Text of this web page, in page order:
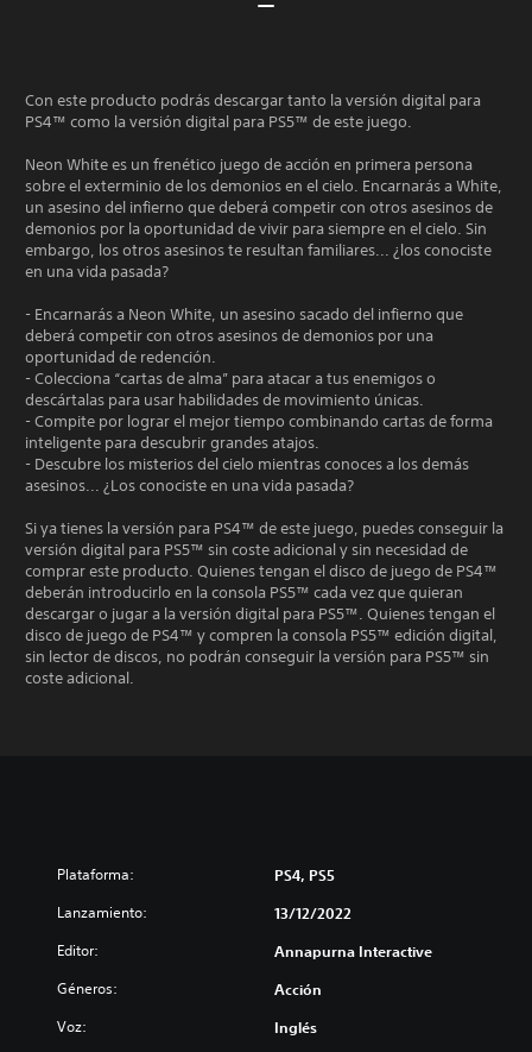
Con este producto podrás descargar tanto la versión digital para
PS4™ como la versión digital para PS5™ de este juego.
Neon White es un frenético juego de acción en primera persona
sobre el exterminio de los demonios en el cielo. Encarnarás a White,
un asesino del infierno que deberá competir con otros asesinos de
demonios por la oportunidad de vivir para siempre en el cielo. Sin
embargo, los otros asesinos te resultan familiares... ¿los conociste
en una vida pasada?
- Encarnarás a Neon White, un asesino sacado del infierno que
deberá competir con otros asesinos de demonios por una
oportunidad de redención.
- Colecciona “cartas de alma” para atacar a tus enemigos o
descártalas para usar habilidades de movimiento únicas.
- Compite por lograr el mejor tiempo combinando cartas de forma
inteligente para descubrir grandes atajos.
- Descubre los misterios del cielo mientras conoces a los demás
asesinos... ¿Los conociste en una vida pasada?
Si ya tienes la versión para PS4™ de este juego, puedes conseguir la
versión digital para PS5™ sin coste adicional y sin necesidad de
comprar este producto. Quienes tengan el disco de juego de PS4™
deberán introducirlo en la consola PS5™ cada vez que quieran
descargar o jugar a la versión digital para PS5™. Quienes tengan el
disco de juego de PS4™ y compren la consola PS5™ edición digital,
sin lector de discos, no podrán conseguir la versión para PS5™ sin
coste adicional.
Plataforma: PS4, PS5
Lanzamiento: 13/12/2022
Editor: Annapurna Interactive
Géneros: Acción
Voz: Inglés